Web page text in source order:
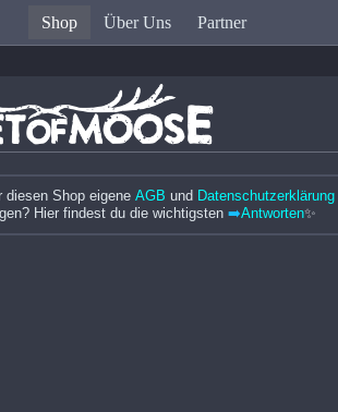
Shop Über Uns Partner
diesen Shop eigene AGB und Datenschutzerklärung
Hier findest du die wichtigsten ➡️Antworten✨